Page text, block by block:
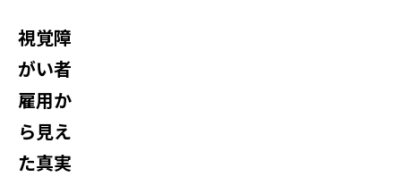
視覚障
がい者
雇用か
ら見え
た真実